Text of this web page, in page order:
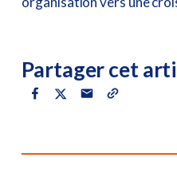
Partager cet